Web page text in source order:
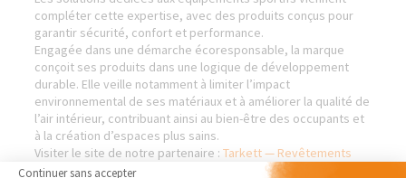
compléter cette expertise, avec des produits conçus pour
garantir sécurité, confort et performance.
Engagée dans une démarche écoresponsable, la marque
conçoit ses produits dans une logique de développement
durable. Elle veille notamment à limiter l’impact
environnemental de ses matériaux et à améliorer la qualité de
l’air intérieur, contribuant ainsi au bien-être des occupants et
à la création d’espaces plus sains.
Visiter le site de notre partenaire :Tarkett — Revêtements
sols et murs
Continuer sans accepter